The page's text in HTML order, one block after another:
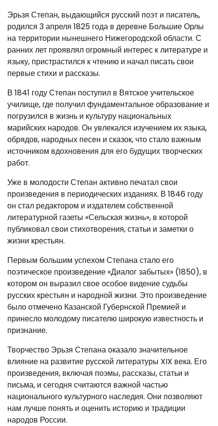
Эрьзя Степан, выдающийся русский поэт и писатель,
родился 3 апреля 1825 года в деревне Большие Орлы
на территории нынешнего Нижегородской области. С
ранних лет проявлял огромный интерес к литературе и
языку, пристрастился к чтению и начал писать свои
первые стихи и рассказы.
В 1841 году Степан поступил в Вятское учительское
училище, где получил фундаментальное образование и
погрузился в жизнь и культуру национальных
марийских народов. Он увлекался изучением их языка,
обрядов, народных песен и сказок, что стало важным
источником вдохновения для его будущих творческих
работ.
Уже в молодости Степан активно печатал свои
произведения в периодических изданиях. В 1846 году
он стал редактором и издателем собственной
литературной газеты «Сельская жизнь», в которой
публиковал свои стихотворения, статьи и заметки о
жизни крестьян.
Первым большим успехом Степана стало его
поэтическое произведение «Диалог забытых» (1850), в
котором он выразил свое особое видение судьбы
русских крестьян и народной жизни. Это произведение
было отмечено Казанской Губернской Премией и
принесло молодому писателю широкую известность и
признание.
Творчество Эрьзя Степана оказало значительное
влияние на развитие русской литературы XIX века. Его
произведения, включая поэмы, рассказы, статьи и
письма, и сегодня считаются важной частью
национального культурного наследия. Они позволяют
нам лучше понять и оценить историю и традиции
народов России.